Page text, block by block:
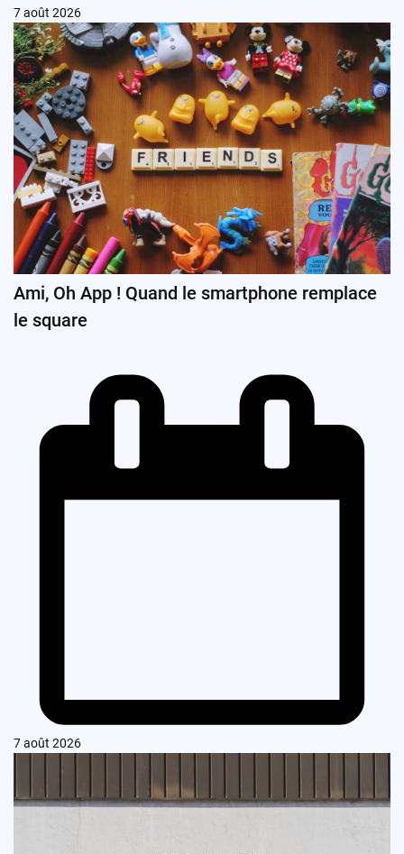
7 août 2026
Ami, Oh App ! Quand le smartphone remplace
le square
7 août 2026